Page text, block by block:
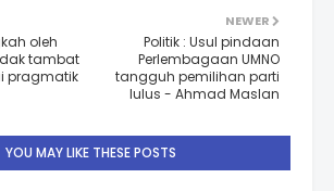
NEWER
Politik : Usul pindaan
Perlembagaan UMNO
tangguh pemilihan parti
lulus - Ahmad Maslan
oleh
tambat
pragmatik
YOU MAY LIKE THESE POSTS